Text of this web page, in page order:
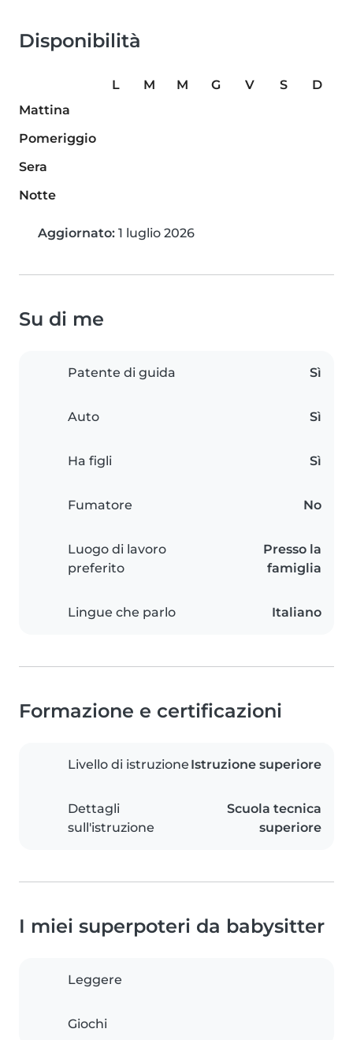
Disponibilità
L M M G V S
D
Mattina
Pomeriggio
Sera
Notte
Aggiornato: 1 luglio 2026
Su di me
Patente di guida Sì
Auto Sì
Ha figli Sì
Fumatore No
Luogo di lavoro
preferito
Presso la
famiglia
Lingue che parlo Italiano
Formazione e certificazioni
Livello di istruzione Istruzione superiore
Dettagli
sull'istruzione
Scuola tecnica
superiore
I miei superpoteri da babysitter
Leggere
Giochi